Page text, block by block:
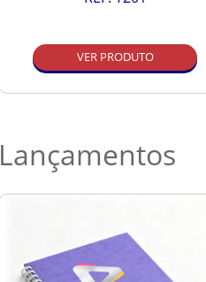
VER PRODUTO
Lançamentos